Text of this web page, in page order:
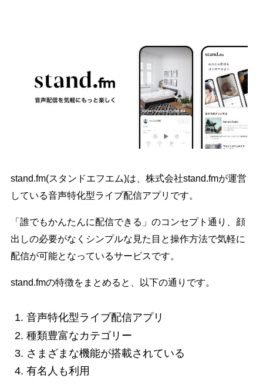
stand.fm(スタンドエフエム)は、株式会社stand.fmが運営
している音声特化型ライブ配信アプリです。
「誰でもかんたんに配信できる」のコンセプト通り、顔
出しの必要がなくシンプルな見た目と操作方法で気軽に
配信が可能となっているサービスです。
stand.fmの特徴をまとめると、以下の通りです。
音声特化型ライブ配信アプリ
種類豊富なカテゴリー
さまざまな機能が搭載されている
有名人も利用